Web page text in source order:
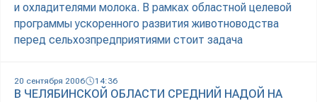
и охладителями молока. В рамках областной целевой
программы ускоренного развития животноводства
перед сельхозпредприятиями стоит задача
20 сентября 2006 14:36
В ЧЕЛЯБИНСКОЙ ОБЛАСТИ СРЕДНИЙ НАДОЙ НА